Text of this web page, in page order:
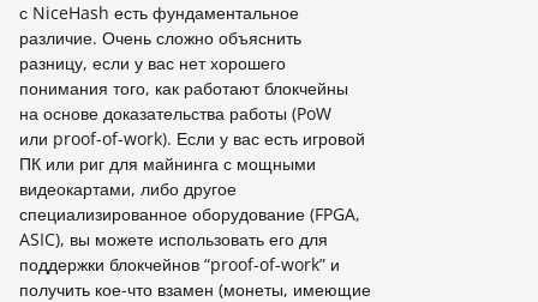
с NiceHash есть фундаментальное
различие. Очень сложно объяснить
разницу, если у вас нет хорошего
понимания того, как работают блокчейны
на основе доказательства работы (PoW
или proof-of-work). Если у вас есть игровой
ПК или риг для майнинга с мощными
видеокартами, либо другое
специализированное оборудование (FPGA,
ASIC), вы можете использовать его для
поддержки блокчейнов “proof-of-work” и
получить кое-что взамен (монеты, имеющие